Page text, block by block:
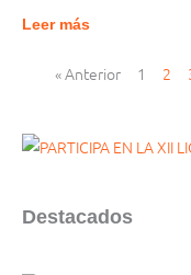
Leer más
« Anterior 1 2
Destacados